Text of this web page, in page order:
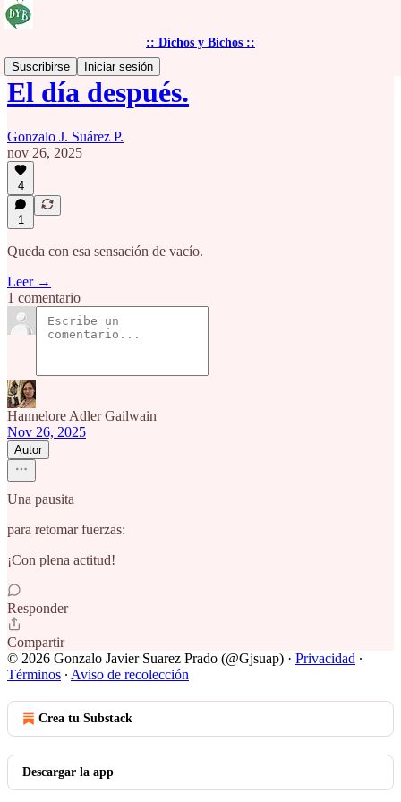
:: Dichos y Bichos ::
Suscribirse
Iniciar sesión
El día después.
Gonzalo J. Suárez P.
nov 26, 2025
4
1
Queda con esa sensación de vacío.
Leer →
1 comentario
Hannelore Adler Gailwain
Nov 26, 2025
Autor
Una pausita
para retomar fuerzas:
¡Con plena actitud!
Responder
Compartir
© 2026 Gonzalo Javier Suarez Prado (@Gjsuap) · Privacidad ∙
Términos ∙ Aviso de recolección
Crea tu Substack
Descargar la app